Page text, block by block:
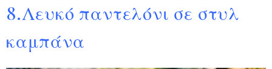
8.Λευκό παντελόνι σε στυλ
καμπάνα